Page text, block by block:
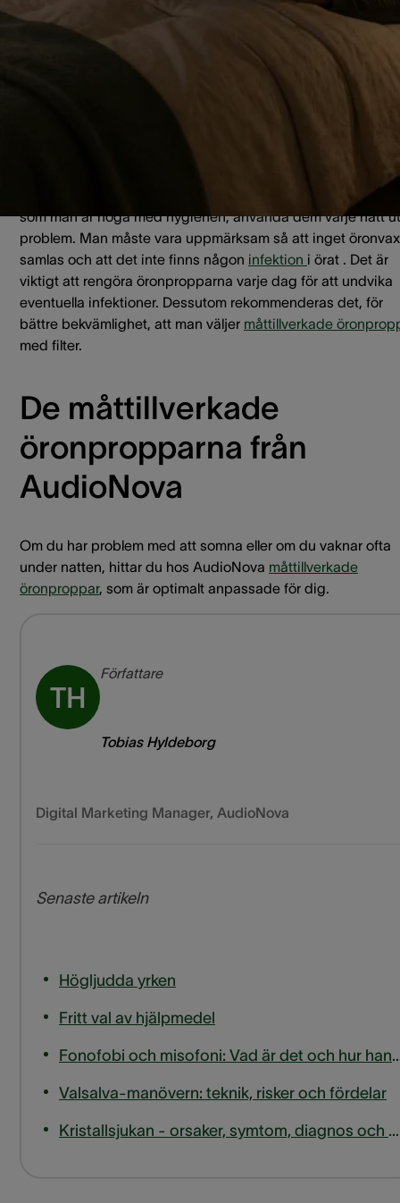
ganska enkla öronpropparna av skumplast, till
öronproppar med personliga filter.
Är det skadligt att sova
med öronproppar?
Öronproppar är inte skadliga för hörseln. Man kan, så länge
som man är noga med hygienen, använda dem varje natt
problem. Man måste vara uppmärksam så att inget öronvax
samlas och att det inte finns någon infektion i örat . Det är
viktigt att rengöra öronpropparna varje dag för att undvika
eventuella infektioner. Dessutom rekommenderas det, för
bättre bekvämlighet, att man väljer måttillverkade
med filter.
De måttillverkade
öronpropparna från
AudioNova
Om du har problem med att somna eller om du vaknar ofta
under natten, hittar du hos AudioNova måttillverkade
öronproppar, som är optimalt anpassade för dig.
TH
Författare
Tobias Hyldeborg
Digital Marketing Manager AudioNova
Senaste artikeln
Högljudda yrken
Fritt val av hjälpmedel
Fonofobi och misofoni:
Valsalva-manövern: teknik, risker och fördelar
Kristallsjukan - orsaker, symtom, diagnos och behandling